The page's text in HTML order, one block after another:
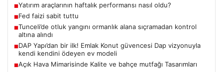
■Yatırım araçlarının haftalık performansı nasıl oldu?
■Fed faizi sabit tuttu
■Tunceli’de otluk yangını ormanlık alana sıçramadan kontrol
altına alındı
■DAP Yapı’dan bir ilk! Emlak Konut güvencesi Dap vizyonuyla
kendi kendini ödeyen ev modeli
■Açık Hava Mimarisinde Kalite ve bahçe mutfağı Tasarımları